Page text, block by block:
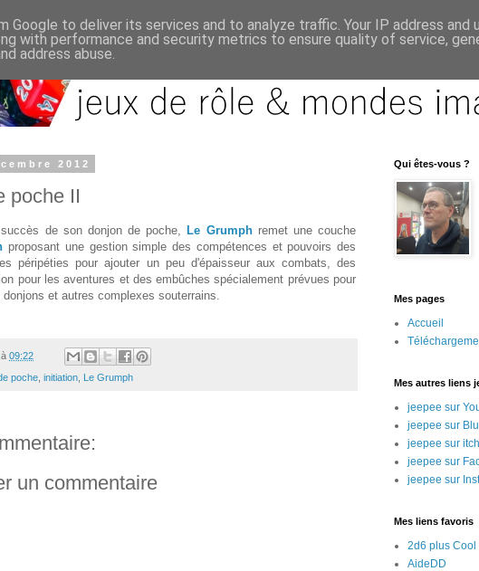
2012
poche II
de son donjon de poche,Le Grumphremet une couche
proposant une gestion simple des compétences et pouvoirs des
péripéties pour ajouter un peu d'épaisseur aux combats, des
pour les aventures et des embûches spécialement prévues pour
et autres complexes souterrains.
à 09:22
poche initiation Le Grumph
un commentaire
Qui êtes-vous ?
Mes pages
Accueil
Mes autres liens
jeepee sur
jeepee sur
jeepee sur
jeepee sur
jeepee sur
Mes liens favoris
2d6 plus Cool
AideDD
Google to deliver its services and to analyze traffic. Your IP address and
with performance and security metrics to ensure quality of service,
address abuse.